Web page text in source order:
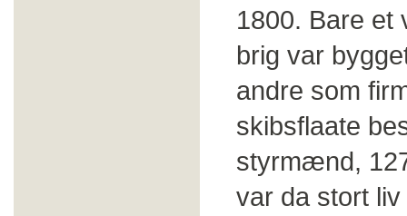
1800. Bare et
brig var
andre som
skibsflaate
styrmænd,
var da stort